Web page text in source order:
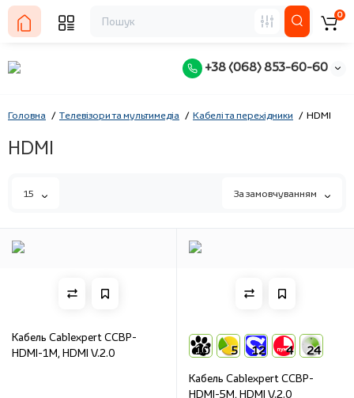
+38 (068) 853-60-60
0
Головна Телевізори та мультимедіа Кабелі та перехідники HDMI
HDMI
15 За замовчуванням
Кабель Cablexpert CCBP-
HDMI-1M, HDMI V.2.0
10 5 12 4 24
Кабель Cablexpert CCBP-
HDMI-5M, HDMI V.2.0